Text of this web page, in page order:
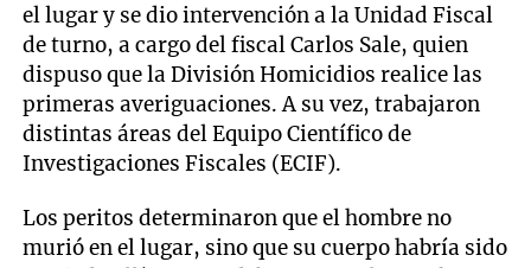
el lugar y se dio intervención a la Unidad Fiscal
de turno, a cargo del fiscal Carlos Sale, quien
dispuso que la División Homicidios realice las
primeras averiguaciones. A su vez, trabajaron
distintas áreas del Equipo Científico de
Investigaciones Fiscales (ECIF).
Los peritos determinaron que el hombre no
murió en el lugar, sino que su cuerpo habría sido